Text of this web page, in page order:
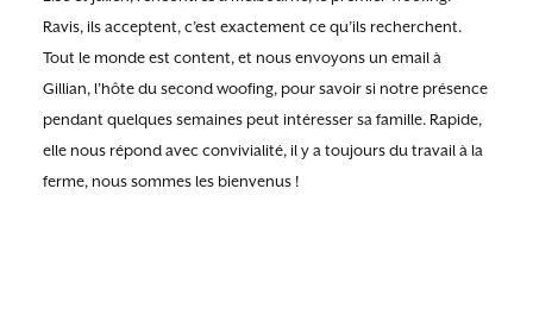
Ravis, ils acceptent, c’est exactement ce qu’ils recherchent.
Tout le monde est content, et nous envoyons un email à
Gillian, l’hôte du second woofing, pour savoir si notre présence
pendant quelques semaines peut intéresser sa famille. Rapide,
elle nous répond avec convivialité, il y a toujours du travail à la
ferme, nous sommes les bienvenus !